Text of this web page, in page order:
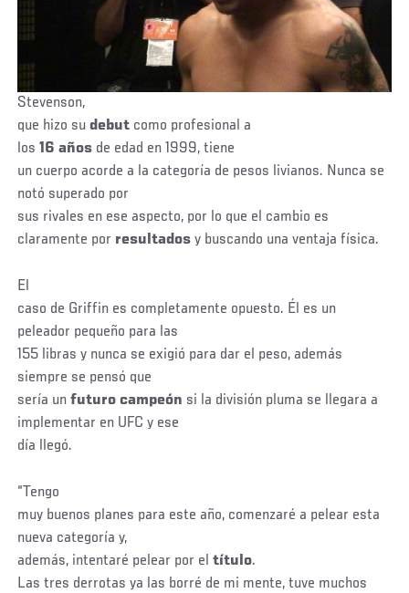
Stevenson,
que hizo sudebut como profesional a
los16 años de edad en 1999, tiene
un cuerpo acorde a la categoría de pesos livianos. Nunca se
notó superado por
sus rivales en ese aspecto, por lo que el cambio es
claramente por resultados y buscando una ventaja física.
El
caso de Griffin es completamente opuesto. Él es un
peleador pequeño para las
155 libras y nunca se exigió para dar el peso, además
siempre se pensó que
sería unfuturo campeón si la división pluma se llegara a
implementar en UFC y ese
día llegó.
“Tengo
muy buenos planes para este año, comenzaré a pelear esta
nueva categoría y,
además, intentaré pelear por eltítulo.
Las tres derrotas ya las borré de mi mente, tuve muchos